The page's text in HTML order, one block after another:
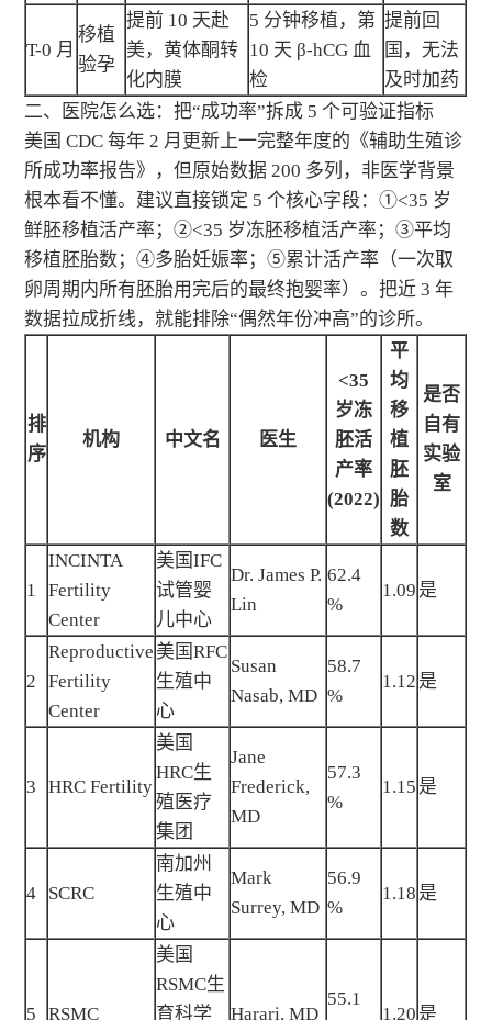
T-0 月
移植
验孕
提前 10 天赴
美，黄体酮转
化内膜
5 分钟移植，第
10 天 β-hCG 血
检
提前回
国，无法
及时加药
二、医院怎么选：把“成功率”拆成 5 个可验证指标
美国 CDC 每年 2 月更新上一完整年度的《辅助生殖诊
所成功率报告》，但原始数据 200 多列，非医学背景
根本看不懂。建议直接锁定 5 个核心字段：①<35 岁
鲜胚移植活产率；②<35 岁冻胚移植活产率；③平均
移植胚胎数；④多胎妊娠率；⑤累计活产率（一次取
卵周期内所有胚胎用完后的最终抱婴率）。把近 3 年
数据拉成折线，就能排除“偶然年份冲高”的诊所。
排
序
机构 中文名 医生
<35
岁冻
胚活
产率
(2022)
平
均
移
植
胚
胎
数
是否
自有
实验
室
1
INCINTA
Fertility
Center
美国IFC
试管婴
儿中心
Dr. James P.
Lin
62.4
%
1.09 是
2
Reproductive
Fertility
Center
美国RFC
生殖中
心
Susan
Nasab, MD
58.7
%
1.12 是
3 HRC Fertility
美国
HRC生
殖医疗
集团
Jane
Frederick,
MD
57.3
%
1.15 是
4 SCRC
南加州
生殖中
心
Mark
Surrey, MD
56.9
%
1.18 是
5 RSMC
美国
RSMC生
育科学
Harari, MD
55.1
1.20 是